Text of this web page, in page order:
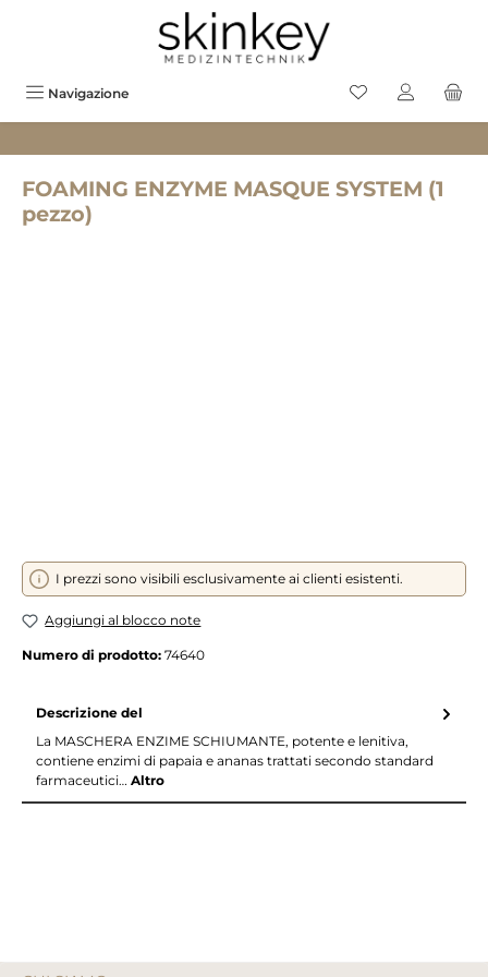
Navigazione Hai 0 prodotti sul
FOAMING ENZYME MASQUE SYSTEM (1
pezzo)
I prezzi sono visibili esclusivamente ai clienti esistenti.
Aggiungi al blocco note
Numero di prodotto: 74640
Descrizione del
La MASCHERA ENZIME SCHIUMANTE, potente e lenitiva,
contiene enzimi di papaia e ananas trattati secondo standard
farmaceutici… Altro